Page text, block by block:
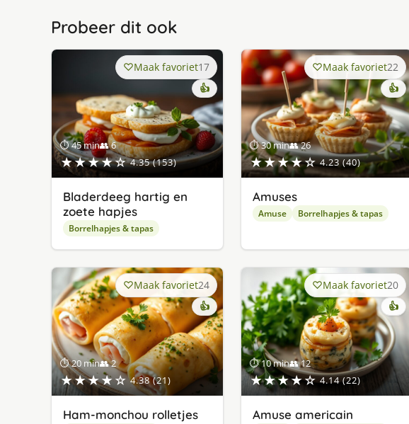
Probeer dit ook
⏱ 45 min👥 6
★★★★☆ 4.35 (153)
Maak favoriet17
👍
Bladerdeeg hartig en
zoete hapjes
Borrelhapjes & tapas
⏱ 30 min👥 26
★★★★☆ 4.23 (40)
Maak favoriet22
👍
Amuses
Amuse Borrelhapjes & tapas
⏱ 20 min👥 2
★★★★☆ 4.38 (21)
Maak favoriet24
👍
Ham-monchou rolletjes
⏱ 10 min👥 12
★★★★☆ 4.14 (22)
Maak favoriet20
👍
Amuse americain